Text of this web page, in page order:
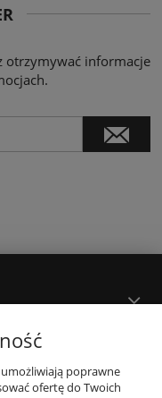
otrzymywać informacje
poprawne
ofertę do Twoich